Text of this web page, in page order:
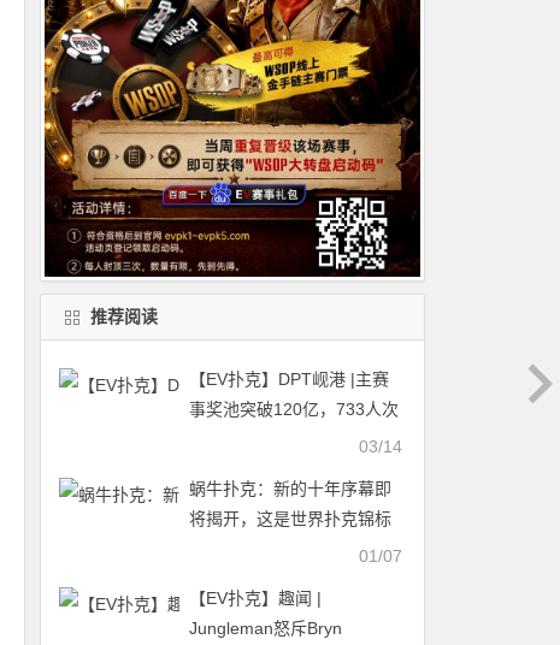
推荐阅读
【EV扑克】DPT岘港 |主赛
事奖池突破120亿，733人次
03/14
蜗牛扑克：新的十年序幕即
将揭开，这是世界扑克锦标
01/07
【EV扑克】趣闻 |
Jungleman怒斥Bryn